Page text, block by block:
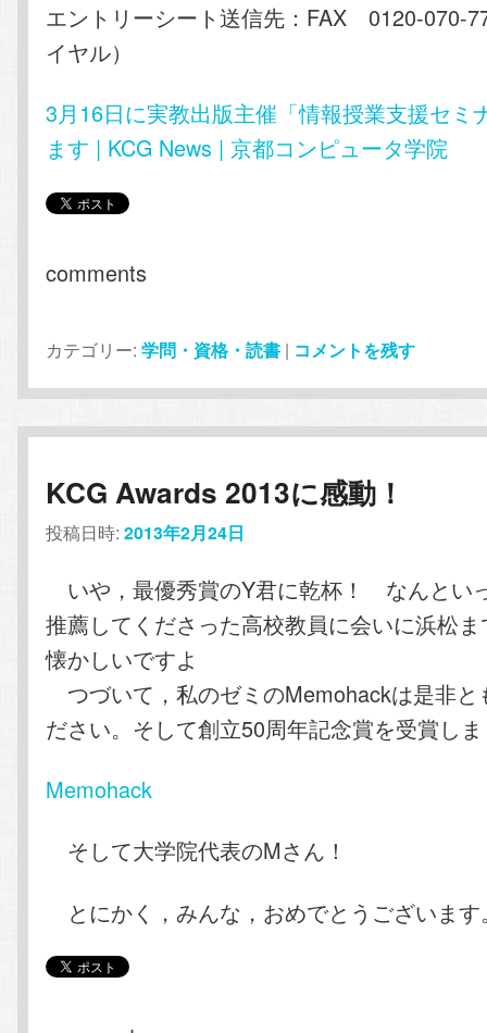
エントリーシート送信先：FAX 0120-070-
イヤル）
3月16日に実教出版主催「情報授業支援セミ
ます | KCG News | 京都コンピュータ学院
comments
カテゴリー: 学問・資格・読書 | コメントを残す
KCG Awards 2013に感動！
投稿日時:2013年2月24日
いや，最優秀賞のY君に乾杯！ なんとい
推薦してくださった高校教員に会いに浜松
懐かしいですよ
つづいて，私のゼミのMemohackは是非と
ださい。そして創立50周年記念賞を受賞し
Memohack
そして大学院代表のMさん！
とにかく，みんな，おめでとうございます